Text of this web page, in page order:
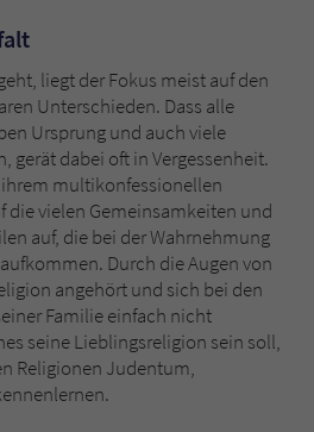
liegt der Fokus meist auf den
Unterschieden. Dass alle
Ursprung und auch viele
gerät dabei oft in Vergessenheit.
multikonfessionellen
die vielen Gemeinsamkeiten und
auf, die bei der Wahrnehmung
Durch die Augen von
angehört und sich bei den
Familie einfach nicht
seine Lieblingsreligion sein soll,
Religionen Judentum,